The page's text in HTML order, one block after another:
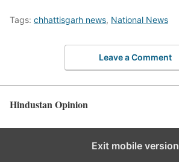
Tags: chhattisgarh news, National News
Leave a Comment
Hindustan Opinion
Exit mobile version